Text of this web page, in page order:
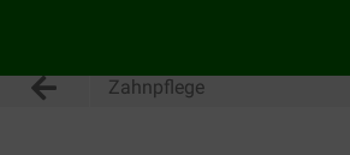
Zahnpflege